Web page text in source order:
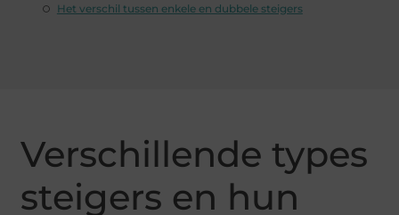
Het verschil tussen enkele en dubbele steigers
Verschillende types
steigers en hun